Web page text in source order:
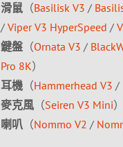
滑鼠（Basilisk V3 /
/ Viper V3 HyperSpeed /
鍵盤（Ornata V3 /
Pro 8K）
耳機（Hammerhead V3 /
麥克風（Seiren V3 Mini）
喇叭 （Nommo V2 /